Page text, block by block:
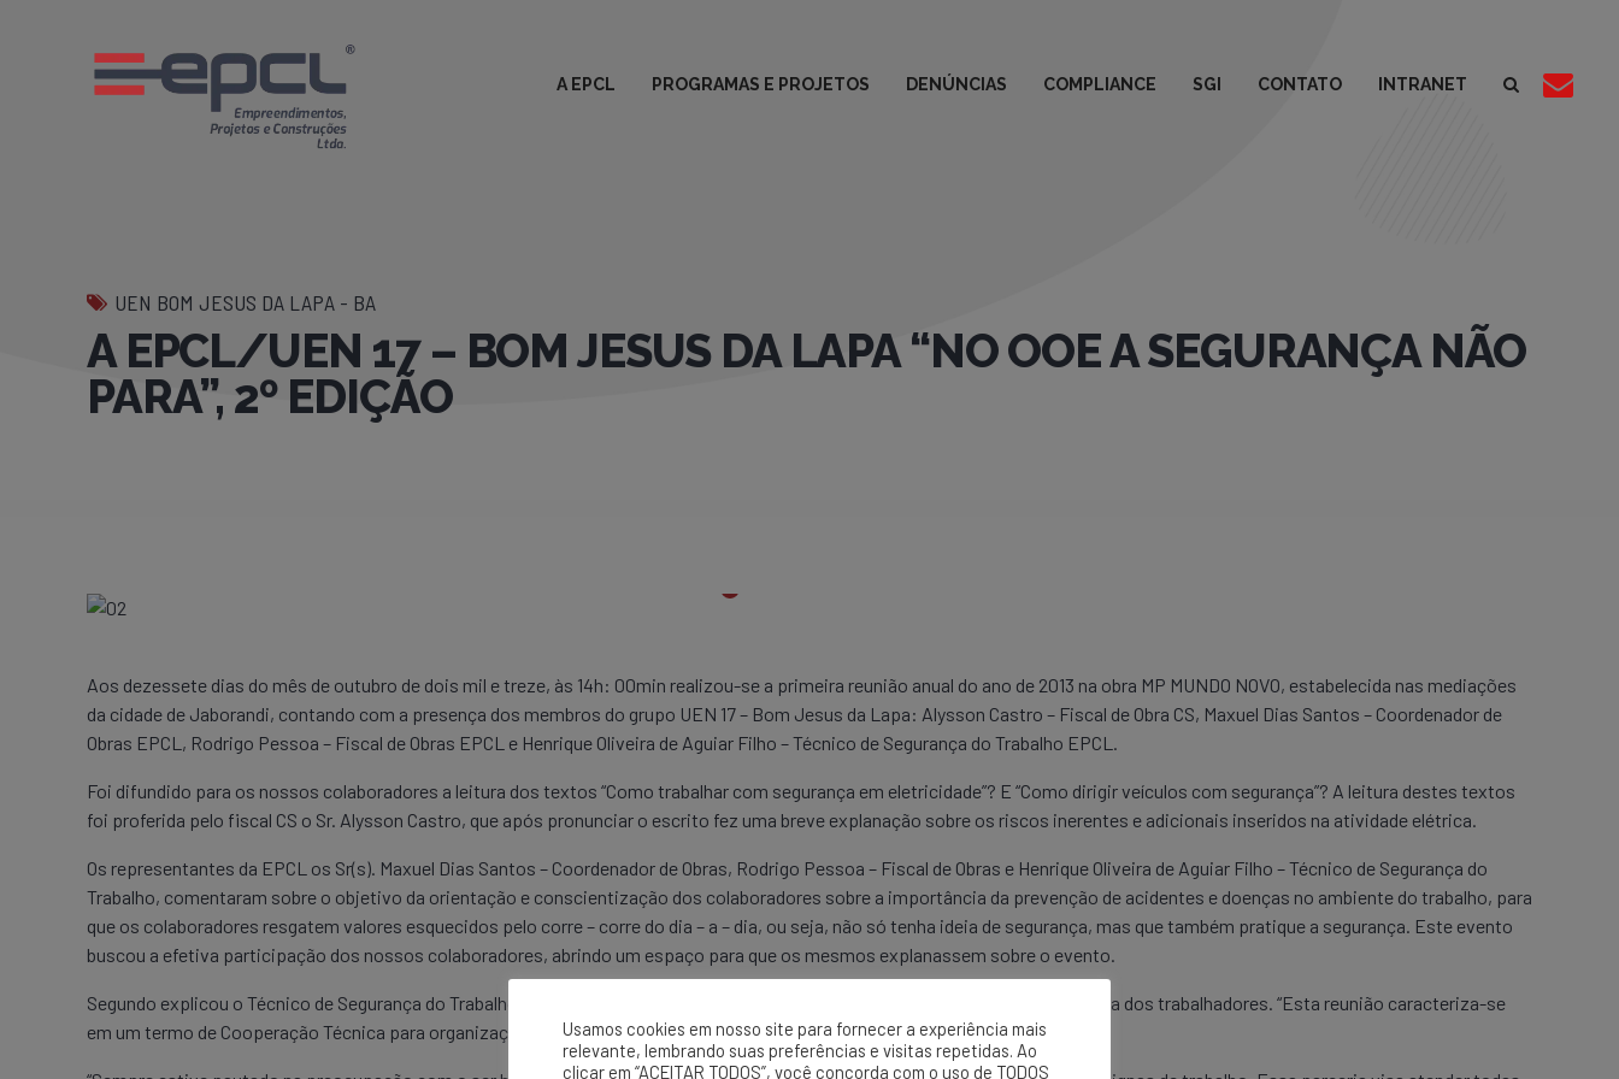
A EPCL PROGRAMAS E PROJETOS DENÚNCIAS COMPLIANCE SGI CONTATO INTRANET
UEN BOM JESUS DA LAPA - BA
A EPCL/UEN 17 – BOM JESUS DA LAPA “NO OOE A SEGURANÇA NÃO
PARA”, 2º EDIÇÃO
Aos dezessete dias do mês de outubro de dois mil e treze, às 14h: 00min realizou-se a primeira reunião anual do ano de 2013 na obra MP MUNDO NOVO, estabelecida nas mediações
da cidade de Jaborandi, contando com a presença dos membros do grupo UEN 17 – Bom Jesus da Lapa: Alysson Castro – Fiscal de Obra CS, Maxuel Dias Santos – Coordenador de
Obras EPCL, Rodrigo Pessoa – Fiscal de Obras EPCL e Henrique Oliveira de Aguiar Filho – Técnico de Segurança do Trabalho EPCL.
Foi difundido para os nossos colaboradores a leitura dos textos “Como trabalhar com segurança em eletricidade”? E “Como dirigir veículos com segurança”? A leitura destes textos
foi proferida pelo fiscal CS o Sr. Alysson Castro, que após pronunciar o escrito fez uma breve explanação sobre os riscos inerentes e adicionais inseridos na atividade elétrica.
Os representantes da EPCL os Sr(s). Maxuel Dias Santos – Coordenador de Obras, Rodrigo Pessoa – Fiscal de Obras e Henrique Oliveira de Aguiar Filho – Técnico de Segurança do
Trabalho, comentaram sobre o objetivo da orientação e conscientização dos colaboradores sobre a importância da prevenção de acidentes e doenças no ambiente do trabalho, para
que os colaboradores resgatem valores esquecidos pelo corre – corre do dia – a – dia, ou seja, não só tenha ideia de segurança, mas que também pratique a segurança. Este evento
buscou a efetiva participação dos nossos colaboradores, abrindo um espaço para que os mesmos explanassem sobre o evento.
Segundo explicou o Técnico de Segurança do Trabalho, a empresa vai dar suporte nas questões preventivas de apoio e segurança dos trabalhadores. “Esta reunião caracteriza-se
em um termo de Cooperação Técnica para organização e atendimento as normas de segurança do trabalho”, disse.
Usamos cookies em nosso site para fornecer a experiência mais
relevante, lembrando suas preferências e visitas repetidas. Ao
clicar em “ACEITAR TODOS”, você concorda com o uso de TODOS